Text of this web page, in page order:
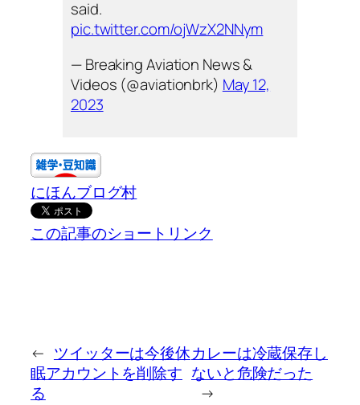
said.
pic.twitter.com/ojWzX2NNym
— Breaking Aviation News &
Videos (@aviationbrk) May 12,
2023
にほんブログ村
この記事のショートリンク
← ツイッターは今後休
眠アカウントを削除す
る
カレーは冷蔵保存し
ないと危険だった
→